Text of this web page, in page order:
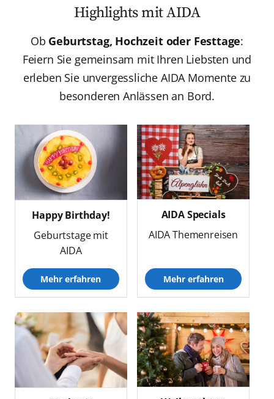
Highlights mit AIDA
Ob Geburtstag, Hochzeit oder Festtage:
Feiern Sie gemeinsam mit Ihren Liebsten und
erleben Sie unvergessliche AIDA Momente zu
besonderen Anlässen an Bord.
Happy Birthday!
Geburtstage mit
AIDA
Mehr erfahren
AIDA Specials
AIDA Themenreisen
Mehr erfahren